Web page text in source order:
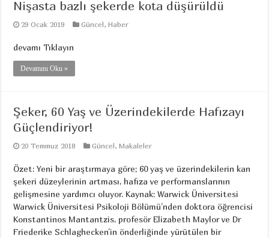
Nişasta bazlı şekerde kota düşürüldü
29 Ocak 2019 Güncel,Haber
devamı Tıklayın
Devamını Oku »
Şeker, 60 Yaş ve Üzerindekilerde Hafızayı
Güçlendiriyor!
20 Temmuz 2018 Güncel,Makaleler
Özet: Yeni bir araştırmaya göre; 60 yaş ve üzerindekilerin kan
şekeri düzeylerinin artması, hafıza ve performanslarının
gelişmesine yardımcı oluyor. Kaynak: Warwick Üniversitesi
Warwick Üniversitesi Psikoloji Bölümü’nden doktora öğrencisi
Konstantinos Mantantzis, profesör Elizabeth Maylor ve Dr
Friederike Schlaghecken’in önderliğinde yürütülen bir